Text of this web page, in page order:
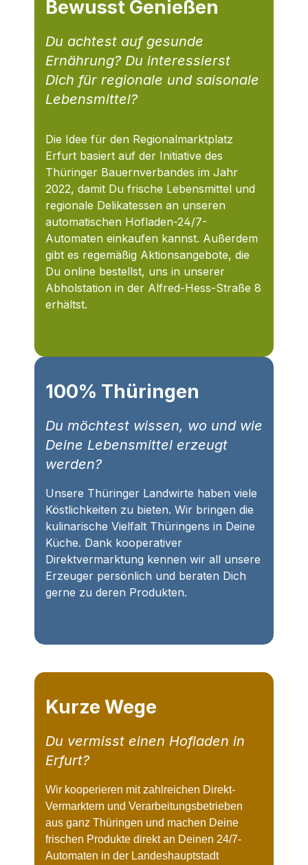
Bewusst Genießen
Du achtest auf gesunde
Ernährung? Du interessierst
Dich für regionale und saisonale
Lebensmittel?
Die Idee für den Regionalmarktplatz
Erfurt basiert auf der Initiative des
Thüringer Bauernverbandes im Jahr
2022, damit Du frische Lebensmittel und
regionale Delikatessen an unseren
automatischen Hofladen-24/7-
Automaten einkaufen kannst. Außerdem
gibt es regemäßig Aktionsangebote, die
Du online bestellst, uns in unserer
Abholstation in der Alfred-Hess-Straße 8
erhältst.
100% Thüringen
Du möchtest wissen, wo und wie
Deine Lebensmittel erzeugt
werden?
Unsere Thüringer Landwirte haben viele
Köstlichkeiten zu bieten. Wir bringen die
kulinarische Vielfalt Thüringens in Deine
Küche. Dank kooperativer
Direktvermarktung kennen wir all unsere
Erzeuger persönlich und beraten Dich
gerne zu deren Produkten.
Kurze Wege
Du vermisst einen Hofladen in
Erfurt?
Wir kooperieren mit zahlreichen Direkt-
Vermarktern und Verarbeitungsbetrieben
aus ganz Thüringen und machen Deine
frischen Produkte direkt an Deinen 24/7-
Automaten in der Landeshauptstadt